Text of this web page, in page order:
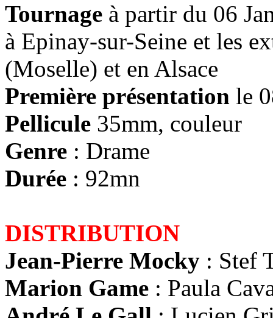
Tournage à partir du 06
à Epinay-sur-Seine et les
(Moselle) et en Alsace
Première présentation le
Pellicule 35mm, couleur
Genre : Drame
Durée : 92mn
DISTRIBUTION
Jean-Pierre Mocky : Stef
Marion Game : Paula